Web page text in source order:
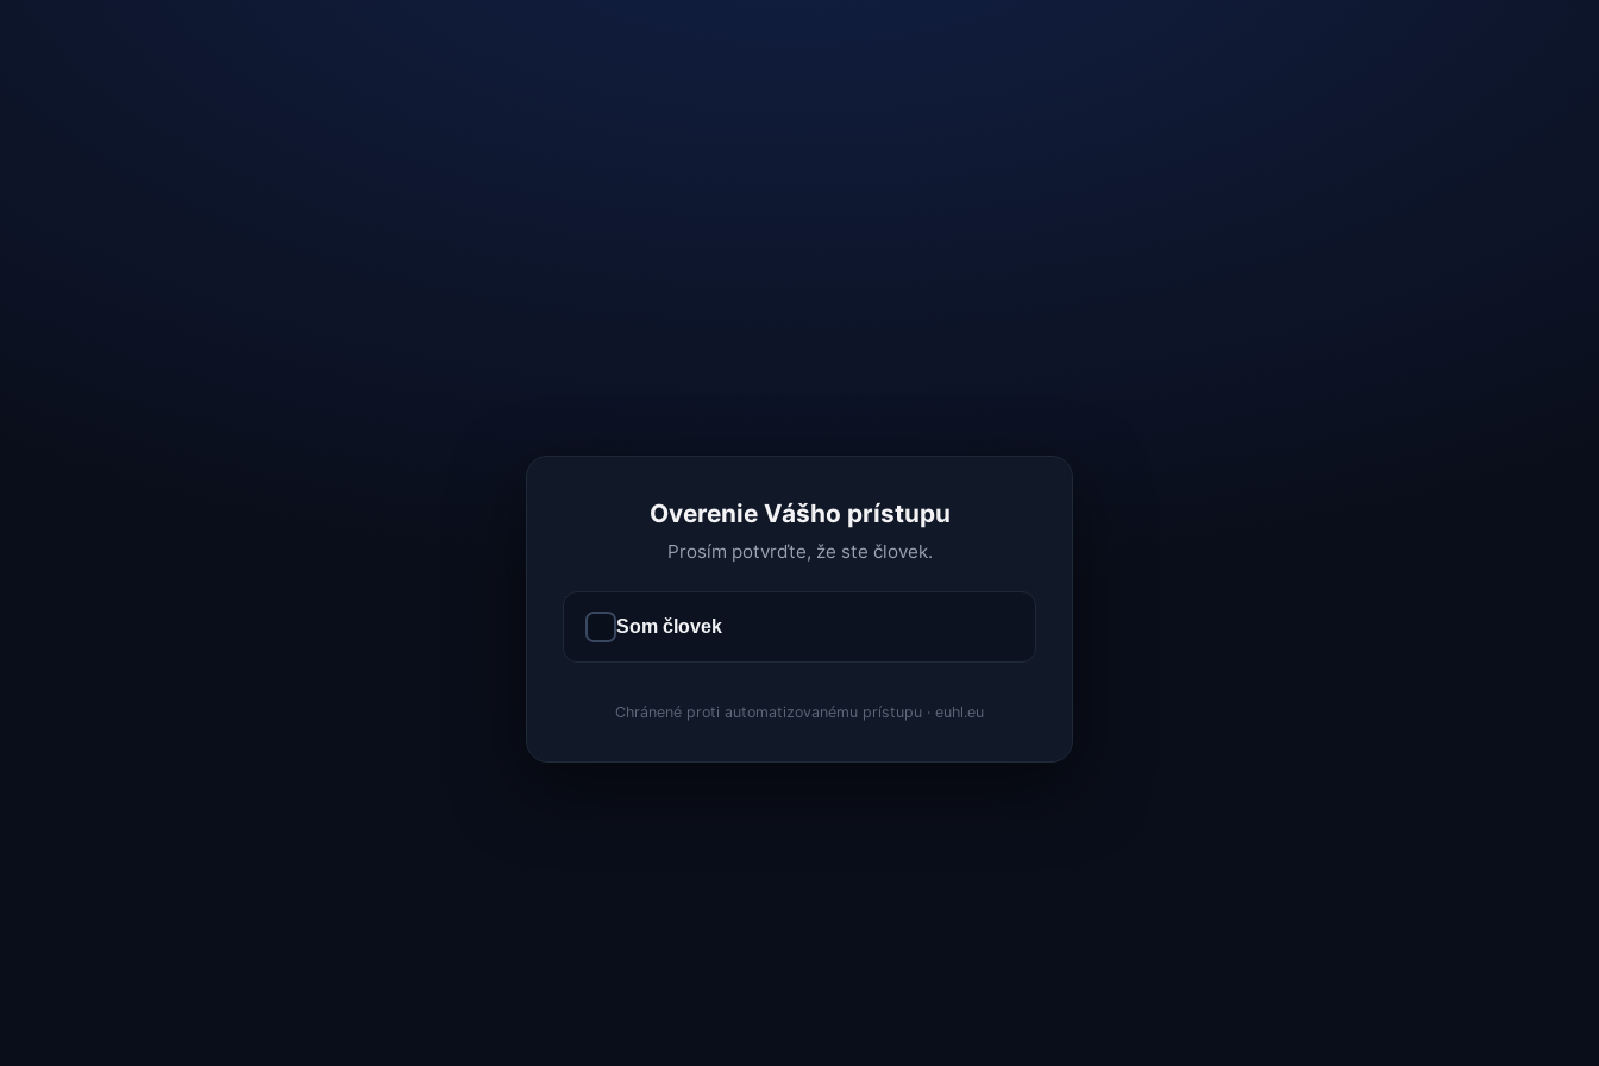
Overenie Vášho prístupu
Prosím potvrďte, že ste človek.
Som človek
Chránené proti automatizovanému prístupu · euhl.eu